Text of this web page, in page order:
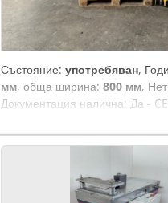
Състояние: употребяван,
мм, обща ширина: 800 мм,
Документация налична: Да -
Работни часове: 0 -
мм x 800 мм x 1400 мм (д x ш x
Dcsdpfxsxixrue Aa Iek
ДДС-отчисления възможни за
индустриалния сектор Лукас